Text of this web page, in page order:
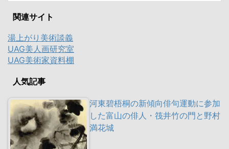
関連サイト
湯上がり美術談義
UAG美人画研究室
UAG美術家資料棚
人気記事
河東碧梧桐の新傾向俳句運動に参加
した富山の俳人・筏井竹の門と野村
満花城